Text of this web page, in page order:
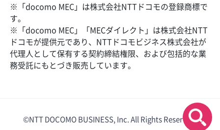
※「docomo MEC」は株式会社NTTドコモの登録商標で
す。
※「docomo MEC」「MECダイレクト」は株式会社NTT
ドコモが提供元であり、NTTドコモビジネス株式会社が
代理人として保有する契約締結権限、および包括的な業
務受託にもとづき販売しています。
©NTT DOCOMO BUSINESS, Inc. All Rights Reserved.